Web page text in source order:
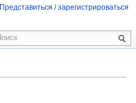
Представиться / зарегистрироваться